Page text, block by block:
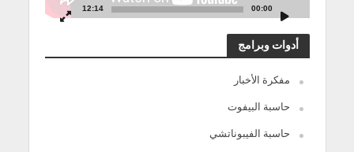
00:00
12:14
أدوات وبرامج
مفكرة الأخبار
حاسبة البيفوت
حاسبة الفيبوناتشي